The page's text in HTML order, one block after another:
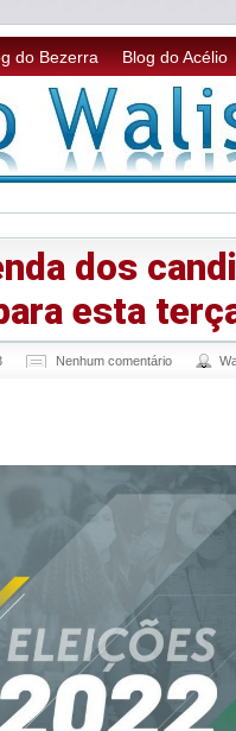
do Bezerra Blog do Acélio
dos
esta
Nenhum comentário